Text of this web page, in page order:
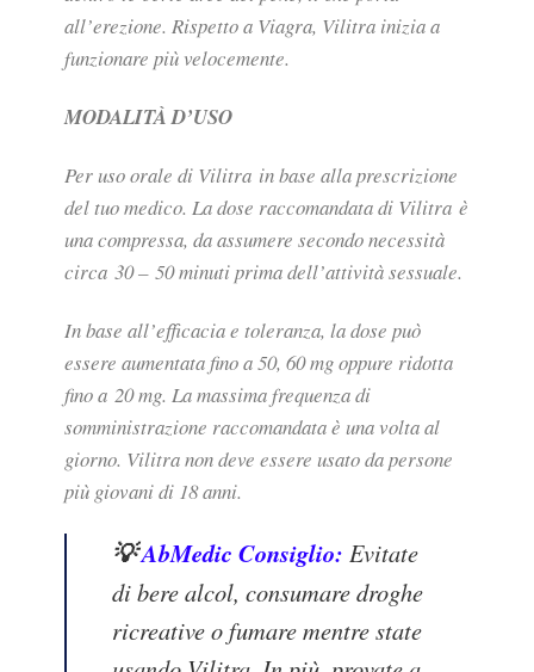
all’erezione. Rispetto a Viagra, Vilitra inizia a
funzionare più velocemente.
MODALITÀ D’USO
Per uso orale di Vilitra in base alla prescrizione
del tuo medico. La dose raccomandata di Vilitra è
una compressa, da assumere secondo necessità
circa 30 – 50 minuti prima dell’attività sessuale.
In base all’efficacia e toleranza, la dose può
essere aumentata fino a 50, 60 mg oppure ridotta
fino a 20 mg. La massima frequenza di
somministrazione raccomandata è una volta al
giorno. Vilitra non deve essere usato da persone
più giovani di 18 anni.
💡AbMedic Consiglio: Evitate
di bere alcol, consumare droghe
ricreative o fumare mentre state